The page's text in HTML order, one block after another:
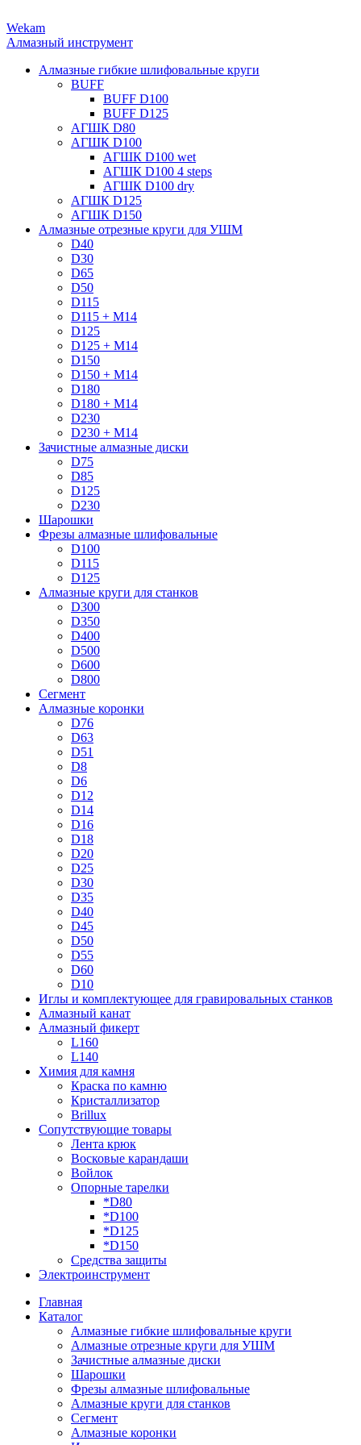
Wekam
Алмазный инструмент
Алмазные гибкие шлифовальные круги
BUFF
BUFF D100
BUFF D125
АГШК D80
АГШК D100
АГШК D100 wet
АГШК D100 4 steps
АГШК D100 dry
АГШК D125
АГШК D150
Алмазные отрезные круги для УШМ
D40
D30
D65
D50
D115
D115 + M14
D125
D125 + M14
D150
D150 + M14
D180
D180 + M14
D230
D230 + M14
Зачистные алмазные диски
D75
D85
D125
D230
Шарошки
Фрезы алмазные шлифовальные
D100
D115
D125
Алмазные круги для станков
D300
D350
D400
D500
D600
D800
Сегмент
Алмазные коронки
D76
D63
D51
D8
D6
D12
D14
D16
D18
D20
D25
D30
D35
D40
D45
D50
D55
D60
D10
Иглы и комплектующее для гравировальных станков
Алмазный канат
Алмазный фикерт
L160
L140
Химия для камня
Краска по камню
Кристаллизатор
Brillux
Сопутствующие товары
Лента крюк
Восковые карандаши
Войлок
Опорные тарелки
*D80
*D100
*D125
*D150
Средства защиты
Электроинструмент
Главная
Каталог
Алмазные гибкие шлифовальные круги
Алмазные отрезные круги для УШМ
Зачистные алмазные диски
Шарошки
Фрезы алмазные шлифовальные
Алмазные круги для станков
Сегмент
Алмазные коронки